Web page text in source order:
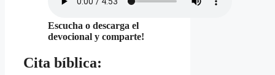
Escucha o descarga el
devocional y comparte!
Cita bíblica: